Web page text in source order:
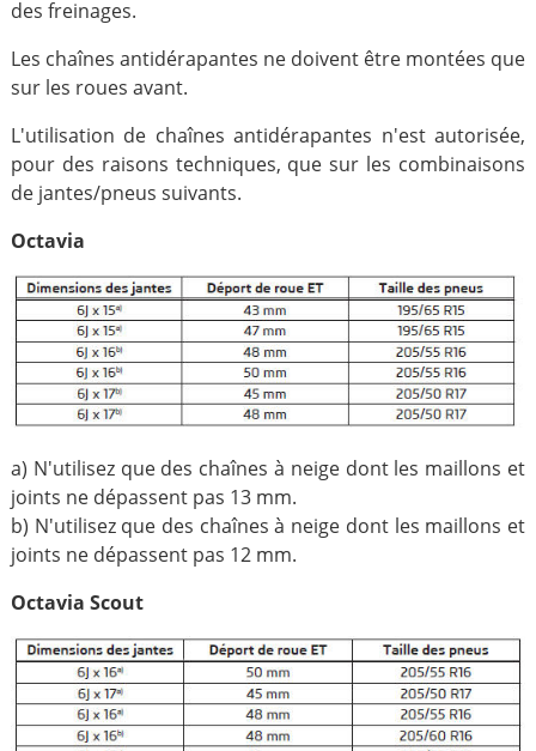
des freinages.
Les chaînes antidérapantes ne doivent être montées que
sur les roues avant.
L'utilisation de chaînes antidérapantes n'est autorisée,
pour des raisons techniques, que sur les combinaisons
de jantes/pneus suivants.
Octavia
a) N'utilisez que des chaînes à neige dont les maillons et
joints ne dépassent pas 13 mm.
b) N'utilisez que des chaînes à neige dont les maillons et
joints ne dépassent pas 12 mm.
Octavia Scout